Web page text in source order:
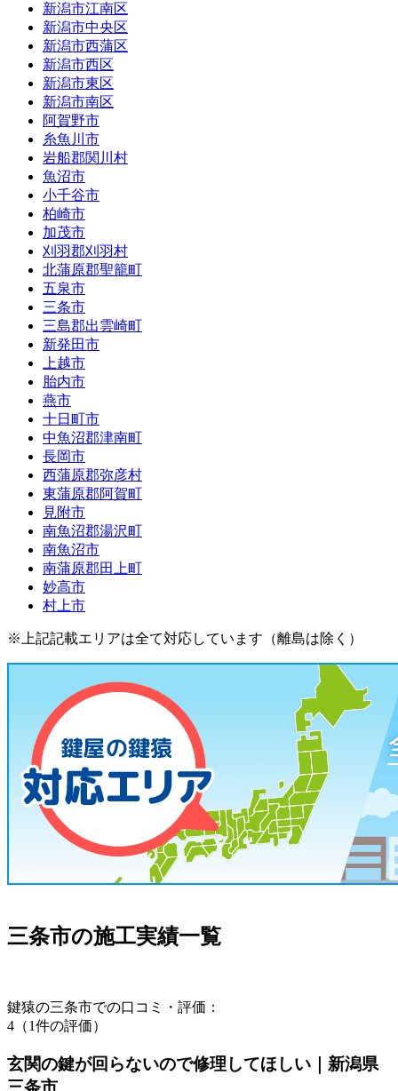
新潟市江南区
新潟市中央区
新潟市西蒲区
新潟市西区
新潟市東区
新潟市南区
阿賀野市
糸魚川市
岩船郡関川村
魚沼市
小千谷市
柏崎市
加茂市
刈羽郡刈羽村
北蒲原郡聖籠町
五泉市
三条市
三島郡出雲崎町
新発田市
上越市
胎内市
燕市
十日町市
中魚沼郡津南町
長岡市
西蒲原郡弥彦村
東蒲原郡阿賀町
見附市
南魚沼郡湯沢町
南魚沼市
南蒲原郡田上町
妙高市
村上市
※上記記載エリアは全て対応しています（離島は除く）
三条市の施工実績一覧
鍵猿の三条市での口コミ・評価：
4（1件の評価）
玄関の鍵が回らないので修理してほしい｜新潟県
三条市